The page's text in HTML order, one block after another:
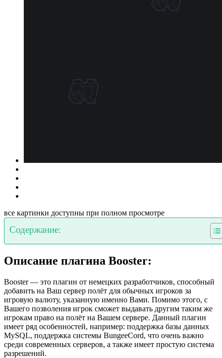
все картинки доступны при полном просмотре
Содержание:
Описание плагина Booster:
Booster — это плагин от немецких разработчиков, способный
добавить на Ваш сервер полёт для обычных игроков за
игровую валюту, указанную именно Вами. Помимо этого, с
Вашего позволения игрок сможет выдавать другим таким же
игрокам право на полёт на Вашем сервере. Данный плагин
имеет ряд особенностей, например: поддержка базы данных
MySQL, поддержка системы BungeeCord, что очень важно
среди современных серверов, а также имеет простую система
разрешений.